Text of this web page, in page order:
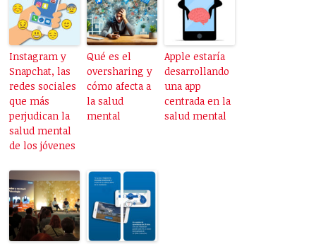
Instagram y
Snapchat, las
redes sociales
que más
perjudican la
salud mental
de los jóvenes
Qué es el
oversharing y
cómo afecta a
la salud
mental
Apple estaría
desarrollando
una app
centrada en la
salud mental